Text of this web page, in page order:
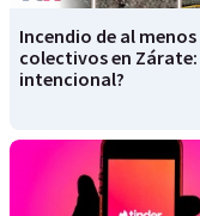
Incendio de al
colectivos en Zárate:
intencional?